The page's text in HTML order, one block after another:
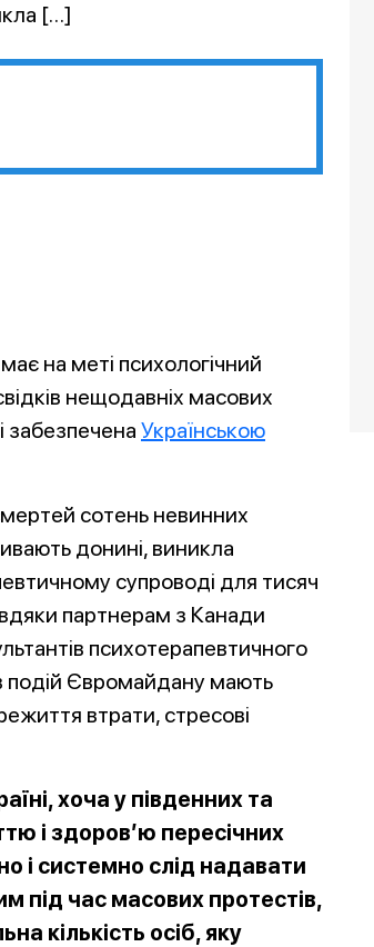
[…]
на меті психологічний
нещодавніх масових
забезпечена Українською
сотень невинних
донині, виникла
супроводі для тисяч
партнерам з Канади
психотерапевтичного
подій Євромайдану мають
втрати, стресові
хоча у південних та
і здоров’ю пересічних
і системно слід надавати
під час масових протестів,
кількість осіб, яку